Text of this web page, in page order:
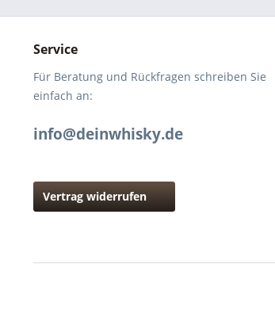
Service
Für Beratung und Rückfragen schreiben Sie
einfach an:
info@deinwhisky.de
Vertrag widerrufen